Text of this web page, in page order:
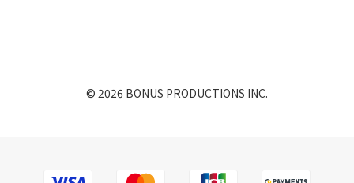
© 2026 BONUS PRODUCTIONS INC.